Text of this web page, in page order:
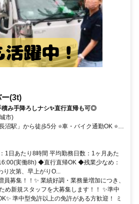
ー(3t)
積み手降ろしナシ✨直行直帰も可◎
市)
沼駅」から徒歩5分 ⭐車・バイク通勤OK ⭐直
1日あたり8時間 平均勤務日数：1ヶ月あた
実働8h) ◆直行直帰OK ◆残業少なめ：
次第、早上がりO...
員募集！！✨ 業績好調・業務量増加につき、
め新規スタッフを大募集します！！ ✨準中
準中型免許以上の免許がある方歓迎！ ミ